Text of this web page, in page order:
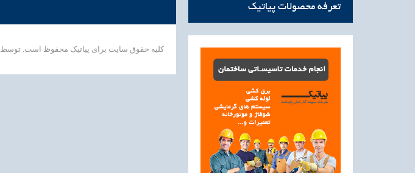
تعرفه محصولات پیاتیک
کلیه حقوق سایت برای پیاتیک محفوظ است. توسط W3